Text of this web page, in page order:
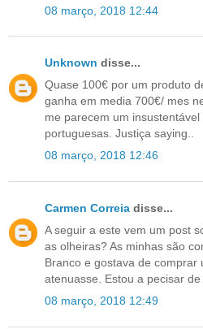
08 março, 2018 12:44
Unknown disse...
Quase 100€ por um produto
ganha em media 700€/ mes
me parecem um
portuguesas. Justiça saying..
08 março, 2018 12:46
Carmen Correia disse...
A seguir a este vem um post
as olheiras? As minhas são
Branco e gostava de comprar
atenuasse. Estou a pecisar
08 março, 2018 12:49